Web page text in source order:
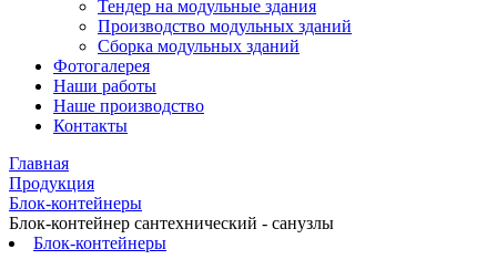
Тендер на модульные здания
Производство модульных зданий
Сборка модульных зданий
Фотогалерея
Наши работы
Наше производство
Контакты
Главная
Продукция
Блок-контейнеры
Блок-контейнер сантехнический - санузлы
Блок-контейнеры